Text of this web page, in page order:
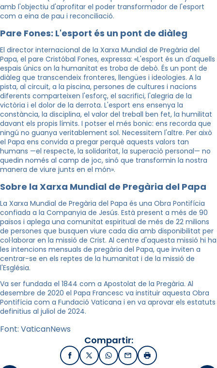
amb l'objectiu d'aprofitar el poder transformador de l'esport
com a eina de pau i reconciliació.
Pare Fones: L'esport és un pont de diàleg
El director internacional de la Xarxa Mundial de Pregària del
Papa, el pare Cristóbal Fones, expressa: «L'esport és un d'aquells
espais únics on la humanitat es troba de debò. És un pont de
diàleg que transcendeix fronteres, llengües i ideologies. A la
pista, al circuit, a la piscina, persones de cultures i nacions
diferents comparteixen l'esforç, el sacrifici, l'alegria de la
victòria i el dolor de la derrota. L'esport ens ensenya la
constància, la disciplina, el valor del treball ben fet, la humilitat
davant els propis límits. I potser el més bonic: ens recorda que
ningú no guanya veritablement sol. Necessitem l'altre. Per això
el Papa ens convida a pregar perquè aquests valors tan
humans —el respecte, la solidaritat, la superació personal— no
quedin només al camp de joc, sinó que transformin la nostra
manera de viure junts en el món».
Sobre la Xarxa Mundial de Pregària del Papa
La Xarxa Mundial de Pregària del Papa és una Obra Pontifícia
confiada a la Companyia de Jesús. Està present a més de 90
països i aplega una comunitat espiritual de més de 22 milions
de persones que busquen viure cada dia amb disponibilitat per
col·laborar en la missió de Crist. Al centre d'aquesta missió hi ha
les intencions mensuals de pregària del Papa, que inviten a
centrar-se en els reptes de la humanitat i de la missió de
l'Església.
Va ser fundada el 1844 com a Apostolat de la Pregària. Al
desembre de 2020 el Papa Francesc va instituir aquesta Obra
Pontifícia com a Fundació Vaticana i en va aprovar els estatuts
definitius al juliol de 2024.
Font: VaticanNews
Compartir:
FacebookX / TwitterWhatsApp
EmailImprimir